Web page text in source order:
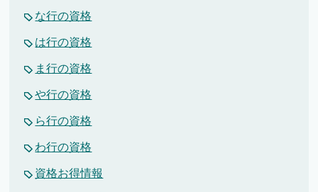
な行の資格
は行の資格
ま行の資格
や行の資格
ら行の資格
わ行の資格
資格お得情報